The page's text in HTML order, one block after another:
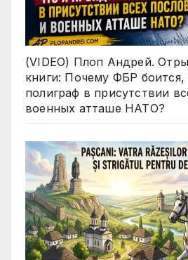
(VIDEO) Плоп Андрей.
книги: Почему ФБР боится,
полиграф в присутствии
военных атташе НАТО?